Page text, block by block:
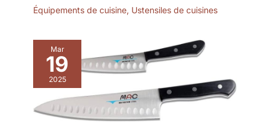
Équipements de cuisine, Ustensiles de cuisines
Mar
19
2025